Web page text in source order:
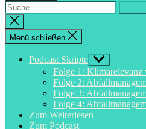
Suche
nach:
Suche
schließen
Menü schließen
Podcast Skripte Untermenü
anzeigen
Folge 1: Klimarelevanz
Folge 2:
Folge 3:
Folge 4:
Zum Weiterlesen
Zum Podcast